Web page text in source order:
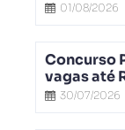
01/08/2026
Concurso
vagas até
30/07/2026